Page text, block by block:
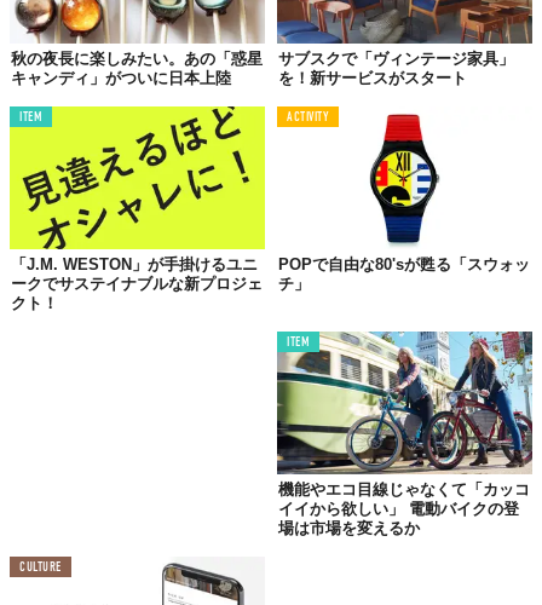
秋の夜長に楽しみたい。あの「惑星
キャンディ」がついに日本上陸
サブスクで「ヴィンテージ家具」
を！新サービスがスタート
ITEM
「J.M. WESTON」が手掛けるユニ
ークでサステイナブルな新プロジェ
クト！
ACTIVITY
POPで自由な80'sが甦る「スウォッ
チ」
ITEM
機能やエコ目線じゃなくて「カッコ
イイから欲しい」 電動バイクの登
場は市場を変えるか
CULTURE